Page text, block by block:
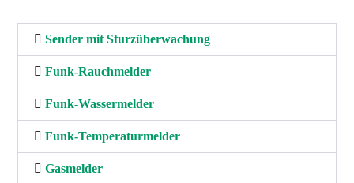
Sender mit Sturzüberwachung
Funk-Rauchmelder
Funk-Wassermelder
Funk-Temperaturmelder
Gasmelder